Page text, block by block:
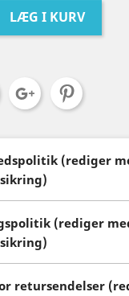
LÆG I KURV
(rediger
(rediger
retursendelser